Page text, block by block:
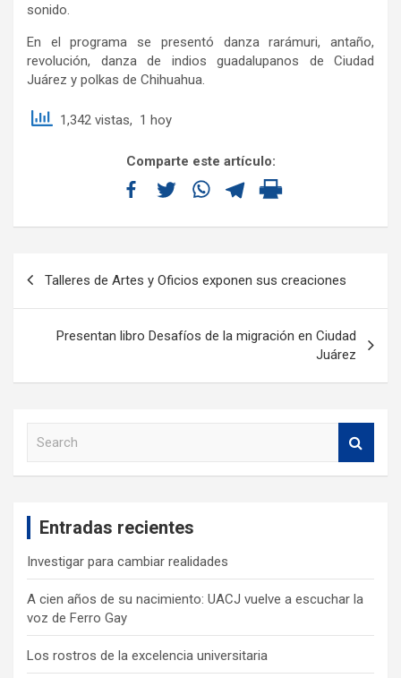
sonido.
En el programa se presentó danza rarámuri, antaño,
revolución, danza de indios guadalupanos de Ciudad
Juárez y polkas de Chihuahua.
1,342 vistas, 1 hoy
Comparte este artículo:
Talleres de Artes y Oficios exponen sus creaciones
Presentan libro Desafíos de la migración en Ciudad
Juárez
Entradas recientes
Investigar para cambiar realidades
A cien años de su nacimiento: UACJ vuelve a escuchar la
voz de Ferro Gay
Los rostros de la excelencia universitaria